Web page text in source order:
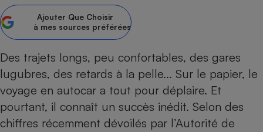
Ajouter Que Choisir
à mes sources préférées
Des trajets longs, peu confortables, des gares
lugubres, des retards à la pelle... Sur le papier, le
voyage en autocar a tout pour déplaire. Et
pourtant, il connaît un succès inédit. Selon des
chiffres récemment dévoilés par l’Autorité de
bouteille
Assurance emprunteur
Matelas